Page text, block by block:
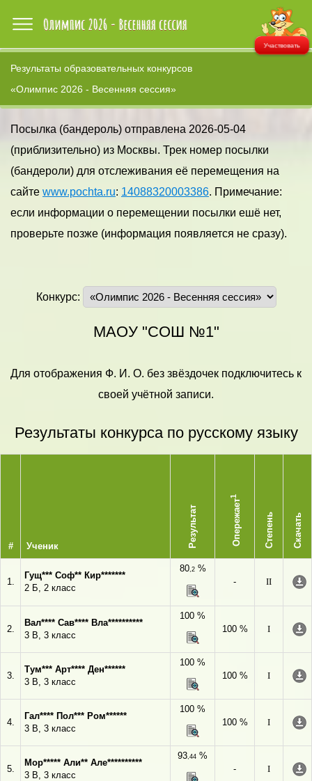
Участвовать
Результаты образовательных конкурсов
«Олимпис 2026 - Весенняя сессия»
Посылка (бандероль) отправлена 2026-05-04
(приблизительно) из Москвы. Трек номер посылки
(бандероли) для отслеживания её перемещения на
сайте www.pochta.ru: 14088320003386. Примечание:
если информации о перемещении посылки ешё нет,
проверьте позже (информация появляется не сразу).
Конкурс:
МАОУ "СОШ №1"
Для отображения Ф. И. О. без звёздочек подключитесь к
своей учётной записи.
Результаты конкурса по русскому языку
# Ученик Результат Опережает
1
Степень Скачать
1.
Гущ*** Соф** Кир*******
2 Б, 2 класс
80,2%
-
II
2.
Вал**** Сав**** Вла**********
3 В, 3 класс
100 %
100 %
I
3.
Тум*** Арт**** Ден******
3 В, 3 класс
100 %
100 %
I
4.
Гал**** Пол*** Ром******
3 В, 3 класс
100 %
100 %
I
5.
Мор***** Али** Але**********
3 В, 3 класс
93,44 %
-
I